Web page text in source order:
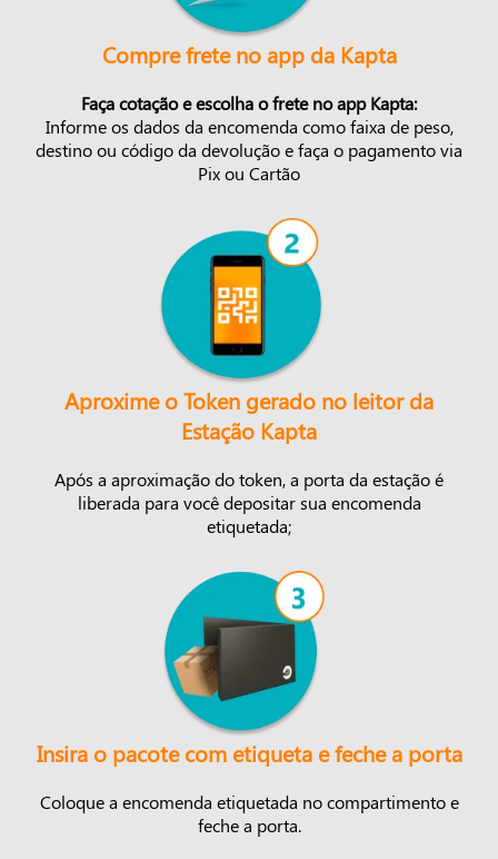
Compre frete no app da Kapta
Faça cotação e escolha o frete no app Kapta:
Informe os dados da encomenda como faixa de peso,
destino ou código da devolução e faça o pagamento via
Pix ou Cartão
Aproxime o Token gerado no leitor da
Estação Kapta
Após a aproximação do token, a porta da estação é
liberada para você depositar sua encomenda
etiquetada;
Insira o pacote com etiqueta e feche a porta
Coloque a encomenda etiquetada no compartimento e
feche a porta.